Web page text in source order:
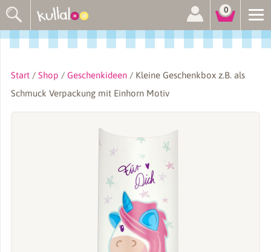
0
Suchen
nach:
Start/ Shop / Geschenkideen/ Kleine Geschenkbox z.B. als
Schmuck Verpackung mit Einhorn Motiv